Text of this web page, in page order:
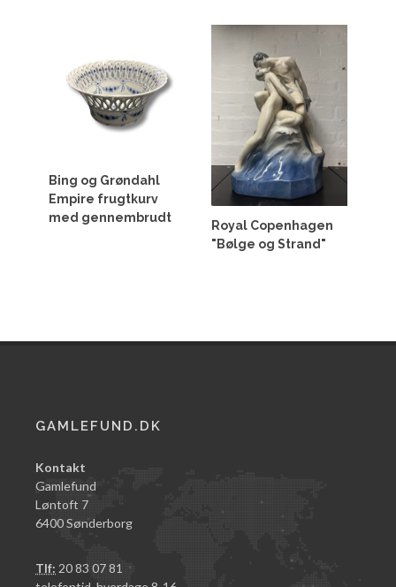
Bing og Grøndahl
Empire frugtkurv
med gennembrudt
Royal Copenhagen
"Bølge og Strand"
GAMLEFUND.DK
Kontakt
Gamlefund
Løntoft 7
6400 Sønderborg
Tlf: 20 83 07 81